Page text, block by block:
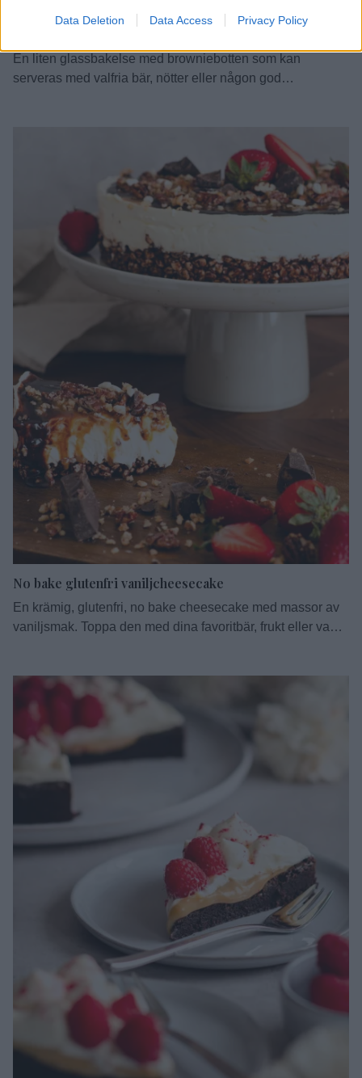
Data Deletion Data Access Privacy Policy
En liten glassbakelse med browniebotten som kan
serveras med valfria bär, nötter eller någon god
saker som kräver en speciell form men här gjorde jag ett
undantag och jag kommer säkerligen göra det ibland. Just
den här cylinderformen kommer …Continued
No bake glutenfri vaniljcheesecake
En krämig, glutenfri, no bake cheesecake med massor av
vaniljsmak. Toppa den med dina favoritbär, frukt eller vad
och servera den som glasstårta. Det här receptet har jag
tagit fram till Khoisan Gourmet, vaniljsmakande godsaker